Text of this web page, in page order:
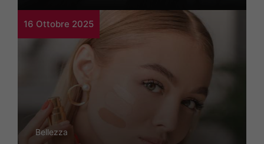
16 Ottobre 2025
Bellezza